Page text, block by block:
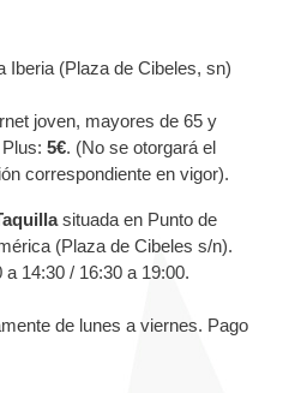
Iberia (Plaza de Cibeles, sn)
joven, mayores de 65 y
5€. (No se otorgará el
correspondiente en vigor).
situada en Punto de
(Plaza de Cibeles s/n).
14:30 / 16:30 a 19:00.
de lunes a viernes. Pago